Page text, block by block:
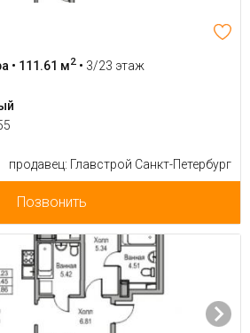
• 111.61 м2 • 3/23 этаж
продавец: Главстрой Санкт-Петербург
Позвонить